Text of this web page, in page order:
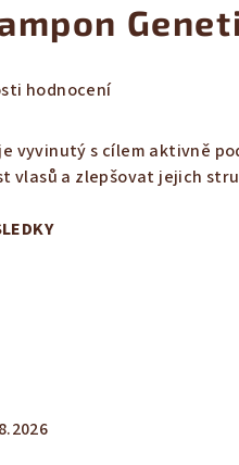
hodnocení
je vyvinutý s cílem aktivně
vlasů a zlepšovat jejich